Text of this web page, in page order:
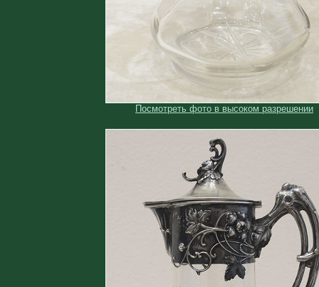
Посмотреть фото в высоком разрешении